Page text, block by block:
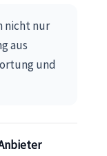
nicht nur
aus
und